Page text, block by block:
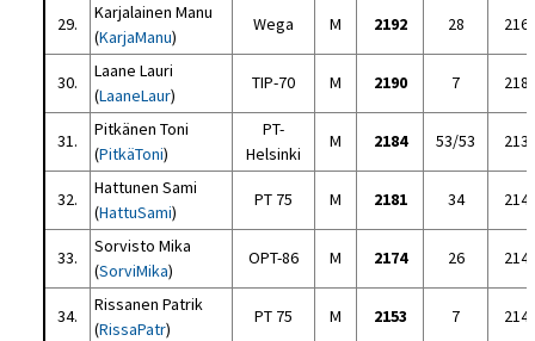
29.
Karjalainen Manu
(KarjaManu)
Wega M 2192 28
30.
Laane Lauri
(LaaneLaur)
TIP-70 M 2190 7
31.
Pitkänen Toni
(PitkäToni)
PT-
Helsinki
M 2184 53/53
32.
Hattunen Sami
(HattuSami)
PT 75 M 2181 34
33.
Sorvisto Mika
(SorviMika)
OPT-86 M 2174 26
34.
Rissanen Patrik
(RissaPatr)
PT 75 M 2153 7